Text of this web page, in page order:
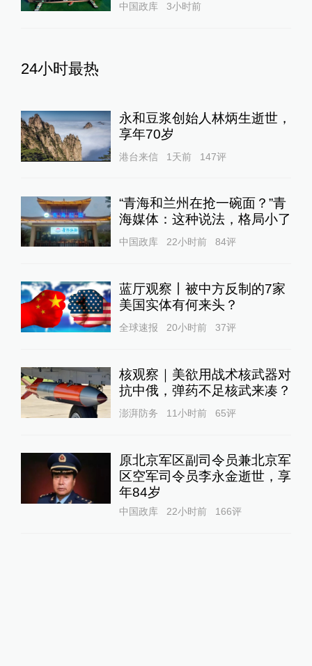
中国政库 3小时前
24小时最热
永和豆浆创始人林炳生逝世，
享年70岁
港台来信 1天前 147评
“青海和兰州在抢一碗面？”青
海媒体：这种说法，格局小了
中国政库 22小时前 84评
蓝厅观察丨被中方反制的7家
美国实体有何来头？
全球速报 20小时前 37评
核观察｜美欲用战术核武器对
抗中俄，弹药不足核武来凑？
澎湃防务 11小时前 65评
原北京军区副司令员兼北京军
区空军司令员李永金逝世，享
年84岁
中国政库 22小时前 166评